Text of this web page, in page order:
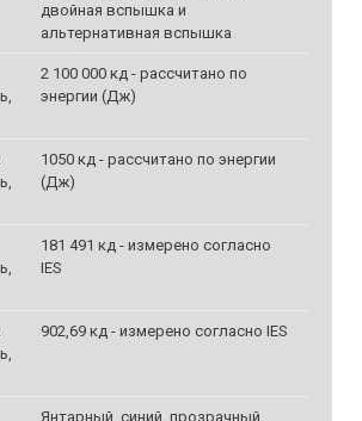
двойная вспышка и
альтернативная вспышка
2 100 000 кд - рассчитано по
энергии (Дж)
1050 кд - рассчитано по энергии
(Дж)
181 491 кд - измерено согласно
IES
902,69 кд - измерено согласно IES
Янтарный, синий, прозрачный,